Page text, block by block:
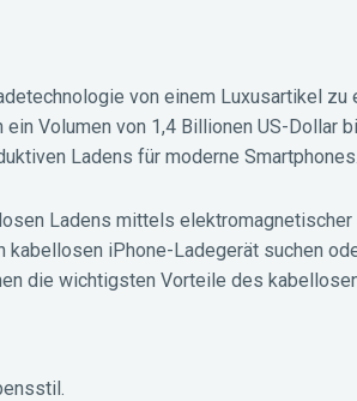
von einem Luxusartikel zu
Volumen von 1,4 Billionen US-Dollar
Ladens für moderne Smartphones.
Ladens mittels elektromagnetischer
iPhone-Ladegerät suchen
die wichtigsten Vorteile des